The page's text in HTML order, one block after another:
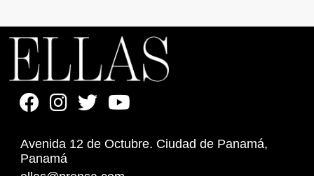
Avenida 12 de Octubre. Ciudad de Panamá,
Panamá